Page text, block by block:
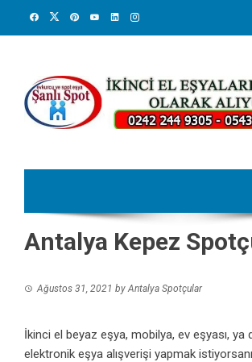
Antalya Kepez
Ağustos 31, 2021 by Antalya Spotçular
İkinci el beyaz eşya, mobilya, ev eşyası, ya
elektronik eşya alışverişi yapmak